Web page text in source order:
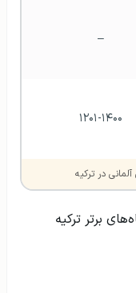
–
۱۲۰۱-۱۴۰۰
در ترکیه
برتر ترکیه